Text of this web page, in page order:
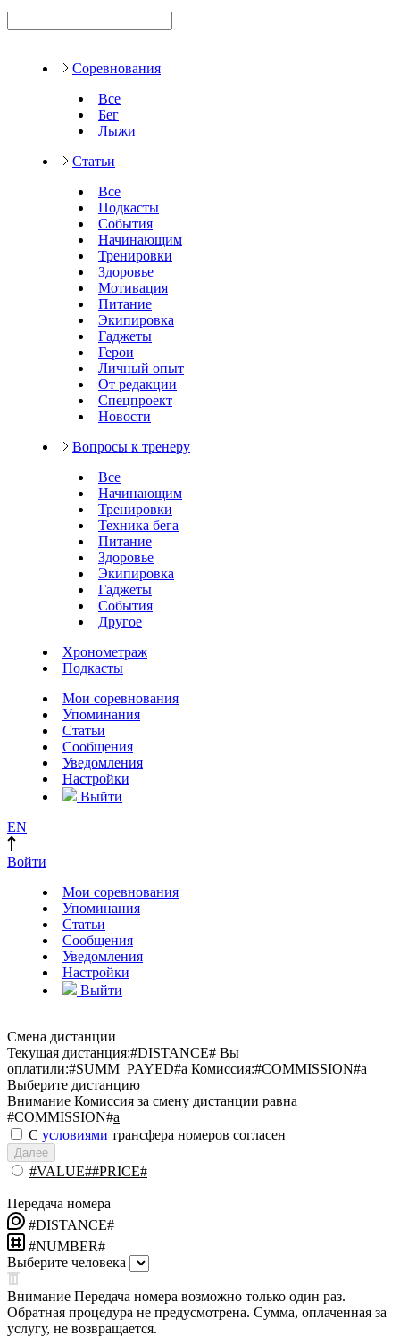
Соревнования
Все
Бег
Лыжи
Статьи
Все
Подкасты
События
Начинающим
Тренировки
Здоровье
Мотивация
Питание
Экипировка
Гаджеты
Герои
Личный опыт
От редакции
Спецпроект
Новости
Вопросы к тренеру
Все
Начинающим
Тренировки
Техника бега
Питание
Здоровье
Экипировка
Гаджеты
События
Другое
Хронометраж
Подкасты
Мои соревнования
Упоминания
Статьи
Сообщения
Уведомления
Настройки
Выйти
EN
Войти
Мои соревнования
Упоминания
Статьи
Сообщения
Уведомления
Настройки
Выйти
Смена дистанции
Текущая дистанция:#DISTANCE# Вы
оплатили:#SUMM_PAYED#a Комиссия:#COMMISSION#a
Выберите дистанцию
Внимание Комиссия за смену дистанции равна
#COMMISSION#a
С условиями трансфера номеров согласен
Далее
#VALUE##PRICE#
Передача номера
#DISTANCE#
#NUMBER#
Выберите человека
Внимание Передача номера возможно только один раз.
Обратная процедура не предусмотрена. Сумма, оплаченная за
услугу, не возвращается.